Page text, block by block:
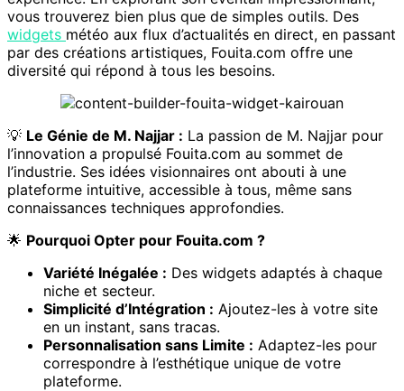
vous trouverez bien plus que de simples outils. Des
widgets météo aux flux d’actualités en direct, en passant
par des créations artistiques, Fouita.com offre une
diversité qui répond à tous les besoins.
💡 Le Génie de M. Najjar : La passion de M. Najjar pour
l’innovation a propulsé Fouita.com au sommet de
l’industrie. Ses idées visionnaires ont abouti à une
plateforme intuitive, accessible à tous, même sans
connaissances techniques approfondies.
🌟 Pourquoi Opter pour Fouita.com ?
Variété Inégalée : Des widgets adaptés à chaque
niche et secteur.
Simplicité d’Intégration : Ajoutez-les à votre site
en un instant, sans tracas.
Personnalisation sans Limite : Adaptez-les pour
correspondre à l’esthétique unique de votre
plateforme.